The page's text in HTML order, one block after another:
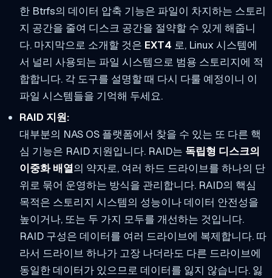
한 Btrfs의 데이터 압축 기능은 파일이 차지하는 스토리
지 공간을 줄여 디스크 공간을 절약할 수 있게 해줍니
다. 마지막으로 소개할 것은 EXT4 로, Linux 시스템에
서 널리 사용되는 파일 시스템으로 범용 스토리지에 적
합합니다. 각 도구를 설명할 때 다시 다룰 예정이니 이
파일 시스템들을 기억해 두세요.
RAID 지원:
대부분의 NAS OS 플랫폼에서 찾을 수 있는 또 다른 핵
심 기능은 RAID 지원입니다. RAID는 독립형 디스크의
이중화 배열의 약자로, 여러 하드 드라이브를 하나의 단
위로 묶어 운영하는 방식을 관리합니다. RAID의 핵심
목적은 스토리지 시스템의 성능이나 데이터 안전성을
높이거나, 또는 두 가지 모두를 개선하는 것입니다.
RAID 구성은 데이터를 여러 드라이브에 복제합니다. 따
라서 드라이브 하나가 고장 나더라도 다른 드라이브에
동일한 데이터가 있으므로 데이터를 잃지 않습니다. 잃